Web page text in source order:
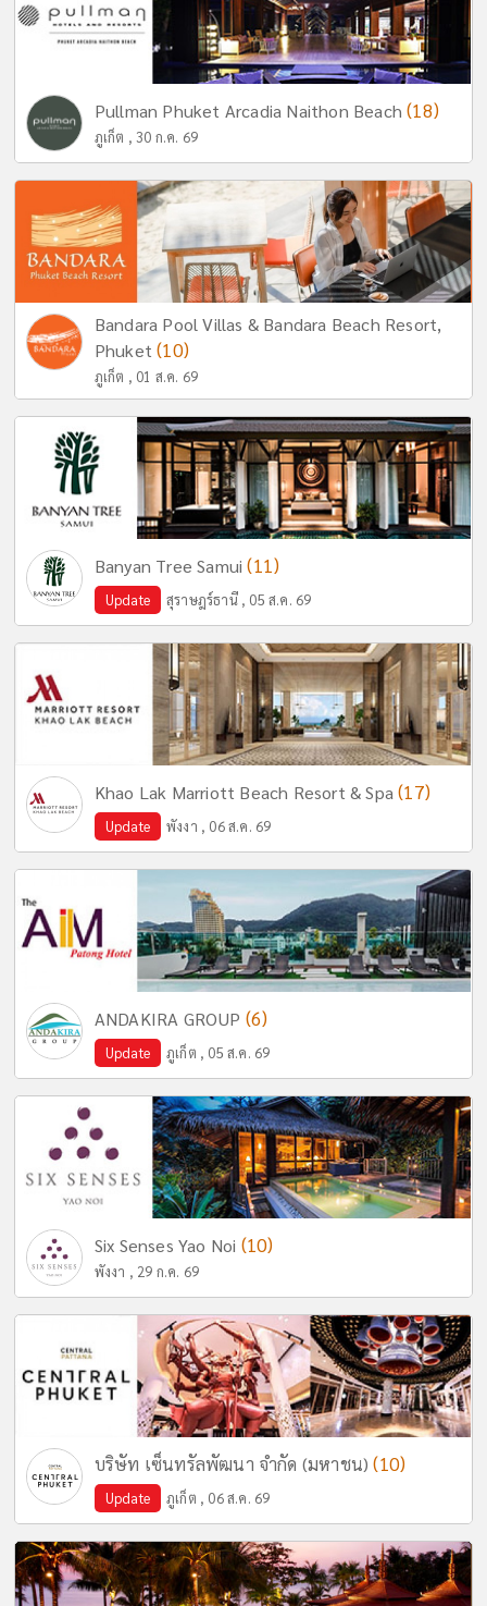
Pullman Phuket Arcadia Naithon Beach(18)
ภูเก็ต , 30 ก.ค. 69
Bandara Pool Villas & Bandara Beach Resort,
Phuket(10)
ภูเก็ต , 01 ส.ค. 69
Banyan Tree Samui(11)
Update สุราษฎร์ธานี , 05 ส.ค. 69
Khao Lak Marriott Beach Resort & Spa(17)
Update พังงา , 06 ส.ค. 69
ANDAKIRA GROUP (6)
Update ภูเก็ต , 05 ส.ค. 69
Six Senses Yao Noi (10)
พังงา , 29 ก.ค. 69
บริษัท เซ็นทรัลพัฒนา จำกัด (มหาชน)(10)
Update ภูเก็ต , 06 ส.ค. 69